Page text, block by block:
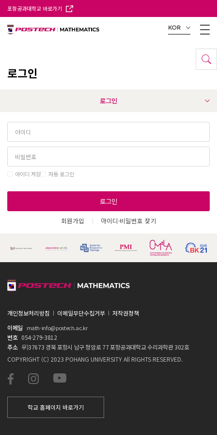
포항공과대학교 바로가기
KOR
로그인
로그인
아이디 저장 자동 로그인
로그인
회원가입 아이디·비밀번호 찾기
개인정보처리방침 이메일무단수집거부
저작권정책
이메일
math-info@postech.ac.kr
번호 054-279-3812
주소 우)37673 경북 포항시 남구 청암로 77 포항공과대학교 수리과학관 302호
COPYRIGHT (C) 2023 POHANG UNIVERSITY All RIGHTS RESERVED.
학교 홈페이지 바로가기